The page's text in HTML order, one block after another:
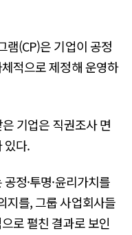
램(CP)은 기업이 공정
적으로 제정해 운영하
기업은 직권조사 면
있다.
정·투명·윤리가치를
지를, 그룹 사업회사들
로 펼친 결과로 보인